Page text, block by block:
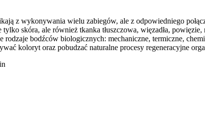
z wykonywania wielu zabiegów, ale z odpowiedniego
skóra, ale również tkanka tłuszczowa, więzadła,
rodzaje bodźców biologicznych: mechaniczne, termiczne,
koloryt oraz pobudzać naturalne procesy regeneracyjne